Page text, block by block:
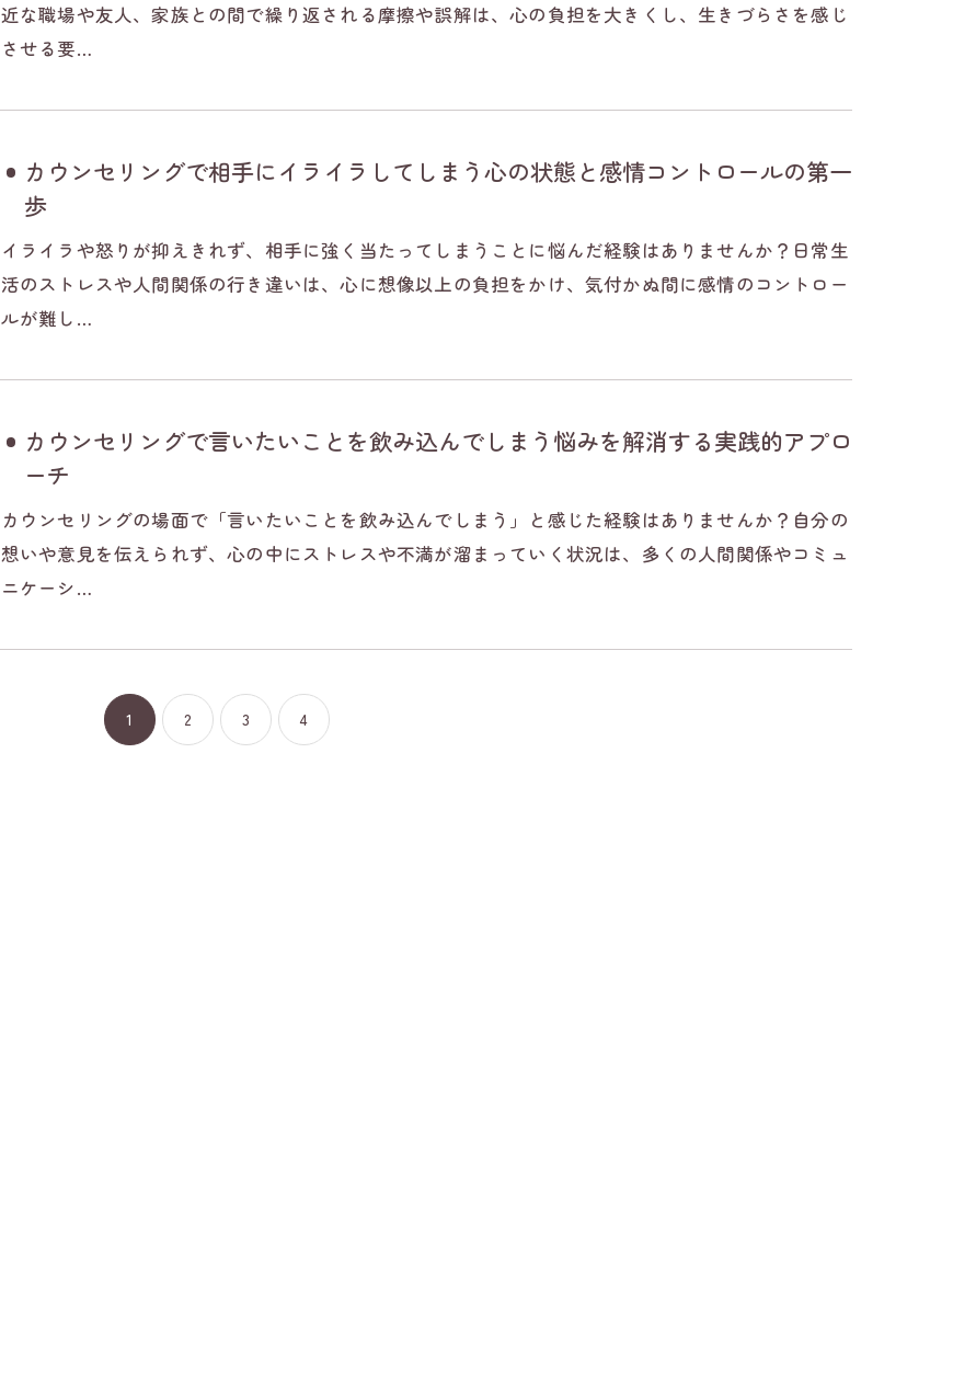
近な職場や友人、家族との間で繰り返される摩擦や誤解は、心の負担を大きくし、生きづらさを感じ
させる要…
カウンセリングで相手にイライラしてしまう心の状態と感情コントロールの第一
歩
イライラや怒りが抑えきれず、相手に強く当たってしまうことに悩んだ経験はありませんか？日常生
活のストレスや人間関係の行き違いは、心に想像以上の負担をかけ、気付かぬ間に感情のコントロー
ルが難し…
カウンセリングで言いたいことを飲み込んでしまう悩みを解消する実践的アプロ
ーチ
カウンセリングの場面で「言いたいことを飲み込んでしまう」と感じた経験はありませんか？自分の
想いや意見を伝えられず、心の中にストレスや不満が溜まっていく状況は、多くの人間関係やコミュ
ニケーシ…
1 2 3 4